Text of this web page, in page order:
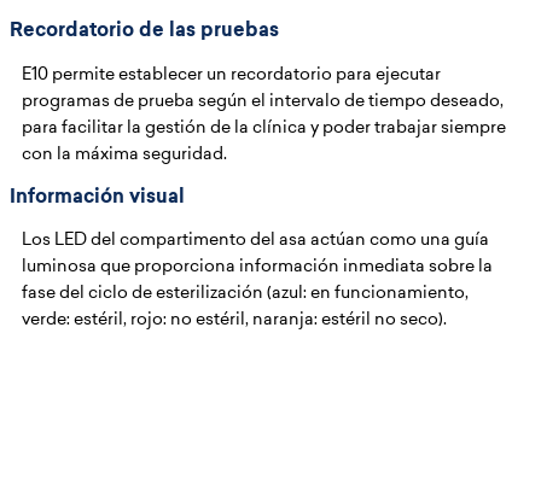
Recordatorio de las pruebas
E10 permite establecer un recordatorio para ejecutar
programas de prueba según el intervalo de tiempo deseado,
para facilitar la gestión de la clínica y poder trabajar siempre
con la máxima seguridad.
Información visual
Los LED del compartimento del asa actúan como una guía
luminosa que proporciona información inmediata sobre la
fase del ciclo de esterilización (azul: en funcionamiento,
verde: estéril, rojo: no estéril, naranja: estéril no seco).